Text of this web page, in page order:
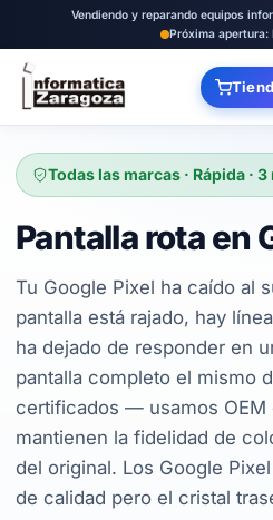
Vendiendo y reparando equipos
Próxima apertura:
Todas las marcas · Rápida ·
Pantalla rota en
Tu Google Pixel ha caído al
pantalla está rajado, hay
ha dejado de responder en
pantalla completo el mismo
certificados — usamos OEM
mantienen la fidelidad de
del original. Los Google
de calidad pero el cristal